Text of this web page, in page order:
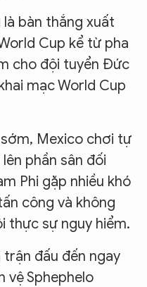
bàn thắng xuất
Cup kể từ pha
cho đội tuyển Đức
mạc World Cup
Mexico chơi tự
phần sân đối
Phi gặp nhiều khó
công và không
thực sự nguy hiểm.
đấu đến ngay
vệ Sphephelo